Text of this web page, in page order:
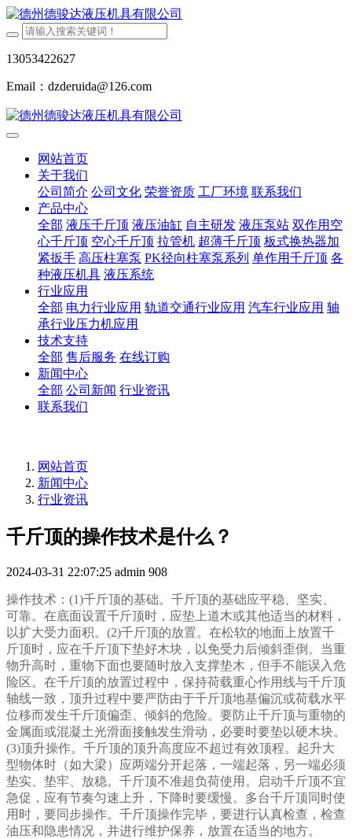
13053422627
Email：dzderuida@126.com
网站首页
关于我们
公司简介 公司文化 荣誉资质 工厂环境 联系我们
产品中心
全部 液压千斤顶 液压油缸 自主研发 液压泵站 双作用空
心千斤顶 空心千斤顶 拉管机 超薄千斤顶 板式换热器加
紧扳手 高压柱塞泵 PK径向柱塞泵系列 单作用千斤顶 各
种液压机具 液压系统
行业应用
全部 电力行业应用 轨道交通行业应用 汽车行业应用 轴
承行业压力机应用
技术支持
全部 售后服务 在线订购
新闻中心
全部 公司新闻 行业资讯
联系我们
网站首页
新闻中心
行业资讯
千斤顶的操作技术是什么？
2024-03-31 22:07:25 admin 908
操作技术：(1)千斤顶的基础。千斤顶的基础应平稳、坚实、
可靠。在底面设置千斤顶时，应垫上道木或其他适当的材料，
以扩大受力面积。(2)千斤顶的放置。在松软的地面上放置千
斤顶时，应在千斤顶下垫好木块，以免受力后倾斜歪倒。当重
物升高时，重物下面也要随时放入支撑垫木，但手不能误入危
险区。在千斤顶的放置过程中，保持荷载重心作用线与千斤顶
轴线一致，顶升过程中要严防由于千斤顶地基偏沉或荷载水平
位移而发生千斤顶偏歪、倾斜的危险。要防止千斤顶与重物的
金属面或混凝土光滑面接触发生滑动，必要时要垫以硬木块。
(3)顶升操作。千斤顶的顶升高度应不超过有效顶程。起升大
型物体时（如大梁）应两端分开起落，一端起落，另一端必须
垫实、垫牢、放稳。 千斤顶不准超负荷使用。启动千斤顶不宜
急促，应有节奏匀速上升，下降时要缓慢。多台千斤顶同时使
用时，要同步操作。千斤顶操作完毕，要进行认真检查，检查
油压和隐患情况，并进行维护保养，放置在适当的地方。